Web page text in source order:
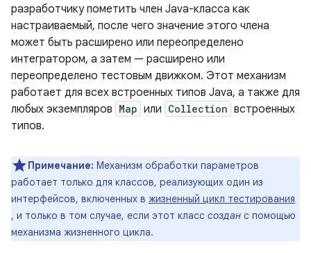
разработчику пометить член Java-класса как
настраиваемый, после чего значение этого члена
может быть расширено или переопределено
интегратором, а затем — расширено или
переопределено тестовым движком. Этот механизм
работает для всех встроенных типов Java, а также для
любых экземпляров Map или Collection встроенных
типов.
Примечание: Механизм обработки параметров
работает только для классов, реализующих один из
интерфейсов, включенных в жизненный цикл тестирования
, и только в том случае, если этот класс создан с помощью
механизма жизненного цикла.